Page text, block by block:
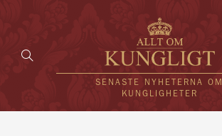
SENASTE NYHETERNA OM
KUNGLIGHETER